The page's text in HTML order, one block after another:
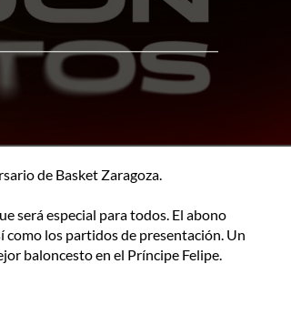
de Basket Zaragoza.
será especial para todos. El abono
como los partidos de presentación. Un
baloncesto en el Príncipe Felipe.